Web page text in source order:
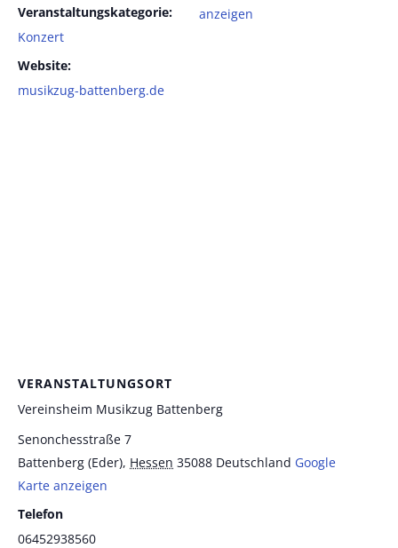
Veranstaltungskategorie:
Konzert
Website:
musikzug-battenberg.de
anzeigen
VERANSTALTUNGSORT
Vereinsheim Musikzug Battenberg
Senonchesstraße 7
Battenberg (Eder), Hessen 35088 Deutschland Google
Karte anzeigen
Telefon
06452938560